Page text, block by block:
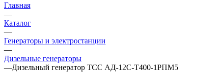
Главная
—
Каталог
—
Генераторы и электростанции
—
Дизельные генераторы
—Дизельный генератор ТСС АД-12С-Т400-1РПМ5